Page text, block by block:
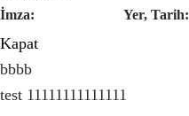
İmza:
Yer, Tarih:
Kapat
bbbb
test 11111111111111